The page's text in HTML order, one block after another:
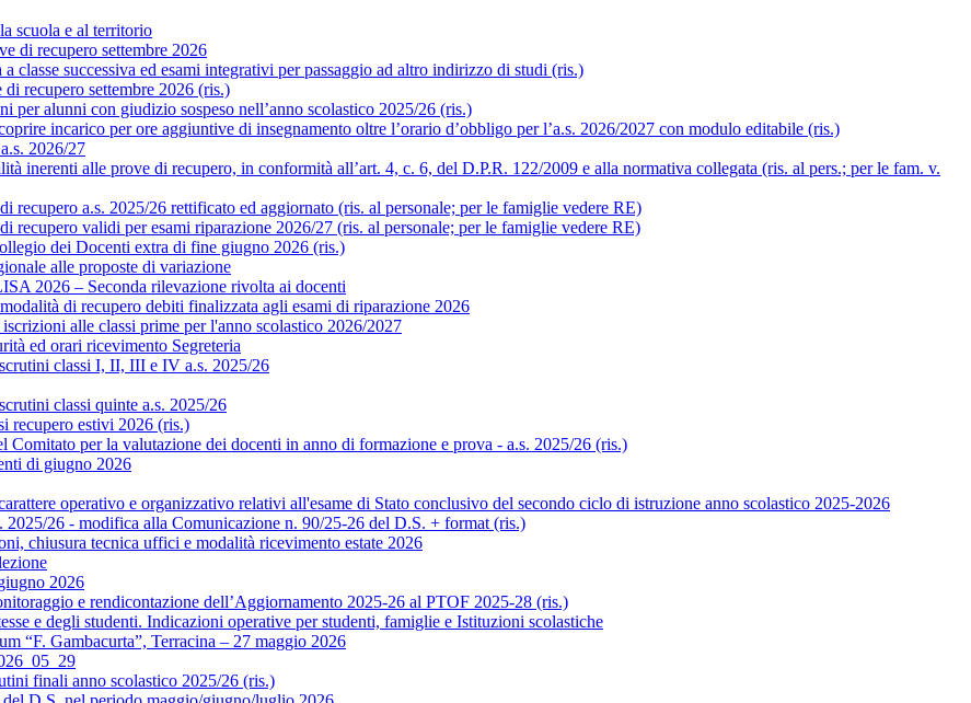
scuola e al territorio
di recupero settembre 2026
classe successiva ed esami integrativi per passaggio ad altro indirizzo di studi (ris.)
recupero settembre 2026 (ris.)
per alunni con giudizio sospeso nell’anno scolastico 2025/26 (ris.)
incarico per ore aggiuntive di insegnamento oltre l’orario d’obbligo per l’a.s. 2026/2027 con modulo editabile (ris.)
2026/27
inerenti alle prove di recupero, in conformità all’art. 4, c. 6, del D.P.R. 122/2009 e alla normativa collegata (ris. al pers.; per le fam. v.
recupero a.s. 2025/26 rettificato ed aggiornato (ris. al personale; per le famiglie vedere RE)
recupero validi per esami riparazione 2026/27 (ris. al personale; per le famiglie vedere RE)
dei Docenti extra di fine giugno 2026 (ris.)
alle proposte di variazione
2026 – Seconda rilevazione rivolta ai docenti
di recupero debiti finalizzata agli esami di riparazione 2026
alle classi prime per l'anno scolastico 2026/2027
ed orari ricevimento Segreteria
classi I, II, III e IV a.s. 2025/26
classi quinte a.s. 2025/26
recupero estivi 2026 (ris.)
per la valutazione dei docenti in anno di formazione e prova - a.s. 2025/26 (ris.)
di giugno 2026
operativo e organizzativo relativi all'esame di Stato conclusivo del secondo ciclo di istruzione anno scolastico 2025-2026
26 - modifica alla Comunicazione n. 90/25-26 del D.S. + format (ris.)
chiusura tecnica uffici e modalità ricevimento estate 2026
2026
e rendicontazione dell’Aggiornamento 2025-26 al PTOF 2025-28 (ris.)
e degli studenti. Indicazioni operative per studenti, famiglie e Istituzioni scolastiche
“F. Gambacurta”, Terracina – 27 maggio 2026
finali anno scolastico 2025/26 (ris.)